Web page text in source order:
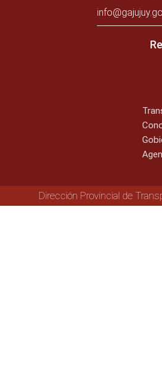
Dirección Provincial de